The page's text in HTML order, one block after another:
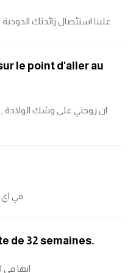
علينا استئصال زائدتك
le point d'aller au
ان زوجتي على وشك الولادة ,
في
de 32 semaines.
انها في